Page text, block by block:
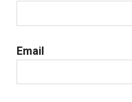
Email